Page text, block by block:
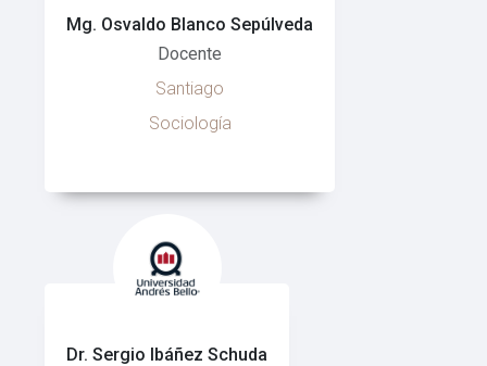
Mg. Osvaldo Blanco Sepúlveda
Docente
Santiago
Sociología
Dr. Sergio Ibáñez Schuda